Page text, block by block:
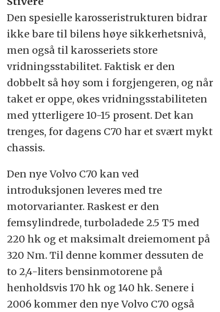
Den spesielle karosseristrukturen bidrar
ikke bare til bilens høye sikkerhetsnivå,
men også til karosseriets store
vridningsstabilitet. Faktisk er den
dobbelt så høy som i forgjengeren, og når
taket er oppe, økes vridningsstabiliteten
med ytterligere 10-15 prosent. Det kan
trenges, for dagens C70 har et svært mykt
chassis.
Den nye Volvo C70 kan ved
introduksjonen leveres med tre
motorvarianter. Raskest er den
femsylindrede, turboladede 2.5 T5 med
220 hk og et maksimalt dreiemoment på
320 Nm. Til denne kommer dessuten de
to 2,4-liters bensinmotorene på
henholdsvis 170 hk og 140 hk. Senere i
2006 kommer den nye Volvo C70 også